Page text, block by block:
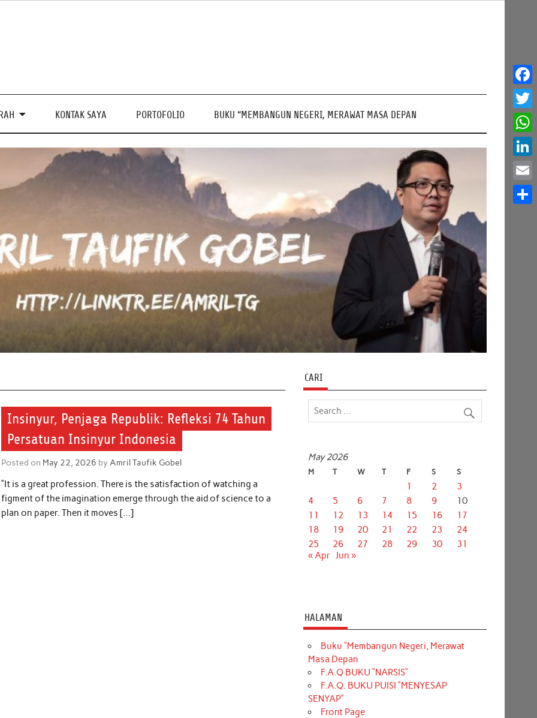
KONTAK SAYA PORTOFOLIO BUKU “MEMBANGUN NEGERI, MERAWAT MASA DEPAN
Insinyur, Penjaga Republik: Refleksi 74 Tahun
Persatuan Insinyur Indonesia
Posted on May 22, 2026 byAmril Taufik Gobel
“It is a great profession. There is the satisfaction of watching a
figment of the imagination emerge through the aid of science to a
plan on paper. Then it moves […]
CARI
May 2026
M T W T F S S
1 2
3
4
5 6 7 8 9
10
11
12 13 14 15 16
17
18
19 20 21 22 23
24
25
26 27 28 29 30
31
« Apr Jun »
HALAMAN
Buku “Membangun Negeri, Merawat
Masa Depan
F.A.Q BUKU “NARSIS”
F.A.Q. BUKU PUISI “MENYESAP
SENYAP”
Front Page
Email